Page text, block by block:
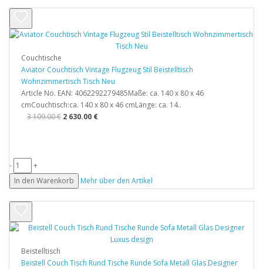
Couchtische
Aviator Couchtisch Vintage Flugzeug Stil Beistelltisch
Wohnzimmertisch Tisch Neu
Article No. EAN: 4062292279485Maße: ca. 140 x 80 x 46
cmCouchtisch:ca. 140 x 80 x 46 cmLänge: ca. 14..
3 109.00 € 2 630.00 €
-
+
In den Warenkorb
Mehr über den Artikel
Beistelltisch
Beistell Couch Tisch Rund Tische Runde Sofa Metall Glas Designer